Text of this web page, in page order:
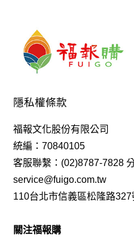
隱私權條款
福報文化股份有限公司
統編：70840105
客服聯繫：(02)8787-7828
service@fuigo.com.tw
110台北市信義區松隆路327
關注福報購